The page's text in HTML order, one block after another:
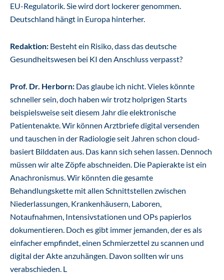
EU-Regulatorik. Sie wird dort lockerer genommen.
Deutschland hängt in Europa hinterher.
Redaktion: Besteht ein Risiko, dass das deutsche
Gesundheitswesen bei KI den Anschluss verpasst?
Prof. Dr. Herborn: Das glaube ich nicht. Vieles könnte
schneller sein, doch haben wir trotz holprigen Starts
beispielsweise seit diesem Jahr die elektronische
Patientenakte. Wir können Arztbriefe digital versenden
und tauschen in der Radiologie seit Jahren schon cloud-
basiert Bilddaten aus. Das kann sich sehen lassen. Dennoch
müssen wir alte Zöpfe abschneiden. Die Papierakte ist ein
Anachronismus. Wir könnten die gesamte
Behandlungskette mit allen Schnittstellen zwischen
Niederlassungen, Krankenhäusern, Laboren,
Notaufnahmen, Intensivstationen und OPs papierlos
dokumentieren. Doch es gibt immer jemanden, der es als
einfacher empfindet, einen Schmierzettel zu scannen und
digital der Akte anzuhängen. Davon sollten wir uns
verabschieden. L